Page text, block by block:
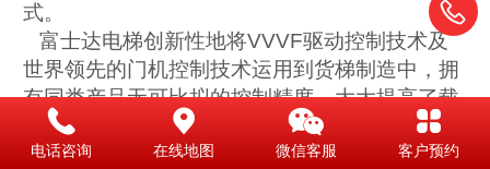
式。
富士达电梯创新性地将VVVF驱动控制技术及
世界领先的门机控制技术运用到货梯制造中，拥
有同类产品无可比拟的控制精度，大大提高了载
货电梯的平稳度和可靠性。载货电梯在制造中采
用了钢板折弯成型技术，提升了轿厢的整体强
电话咨询 在线地图 微信客服 客户预约